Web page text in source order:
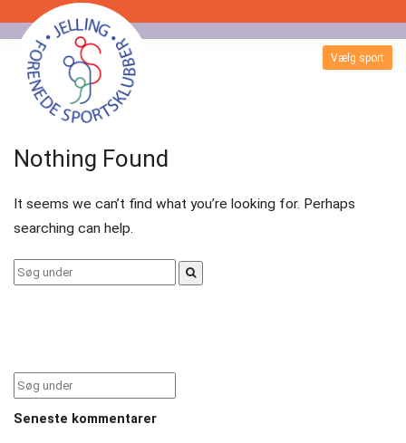
Badminton
Bordtennis
Esport
Fitness
Gymnastik
Håndbold
Vælg sport
Skip
content
Nothing Found
It seems we can’t find what you’re looking for. Perhaps
searching can help.
Search
for:
Search
for:
Seneste kommentarer